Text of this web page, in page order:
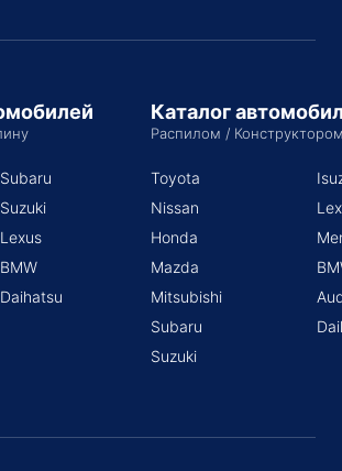
Subaru
Suzuki
Lexus
BMW
Daihatsu
Каталог
Распилом /
Toyota
Nissan
Honda
Mazda
Mitsubishi
Subaru
Suzuki